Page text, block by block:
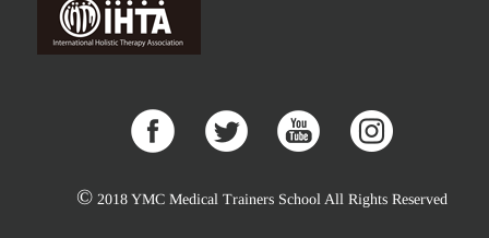
© 2018 YMC Medical Trainers School All Rights Reserved